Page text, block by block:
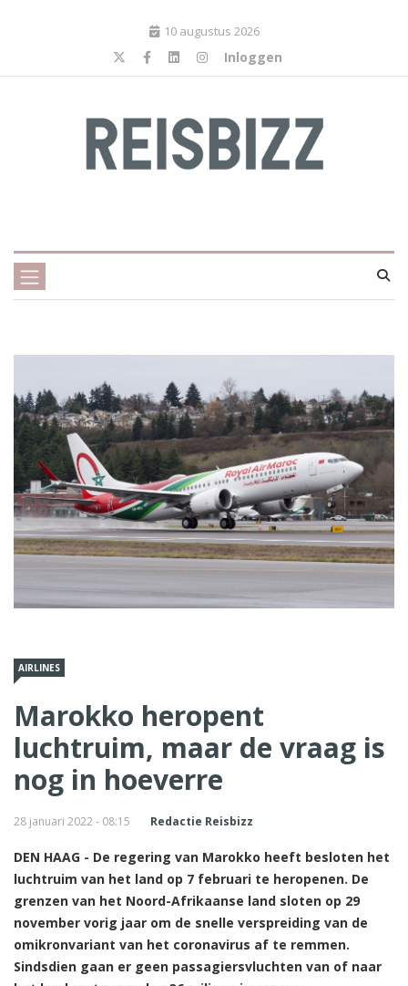
10 augustus 2026
Inloggen
AIRLINES
Marokko heropent
luchtruim, maar de vraag is
nog in hoeverre
28 januari 2022 - 08:15 Redactie Reisbizz
DEN HAAG - De regering van Marokko heeft besloten het
luchtruim van het land op 7 februari te heropenen. De
grenzen van het Noord-Afrikaanse land sloten op 29
november vorig jaar om de snelle verspreiding van de
omikronvariant van het coronavirus af te remmen.
Sindsdien gaan er geen passagiersvluchten van of naar